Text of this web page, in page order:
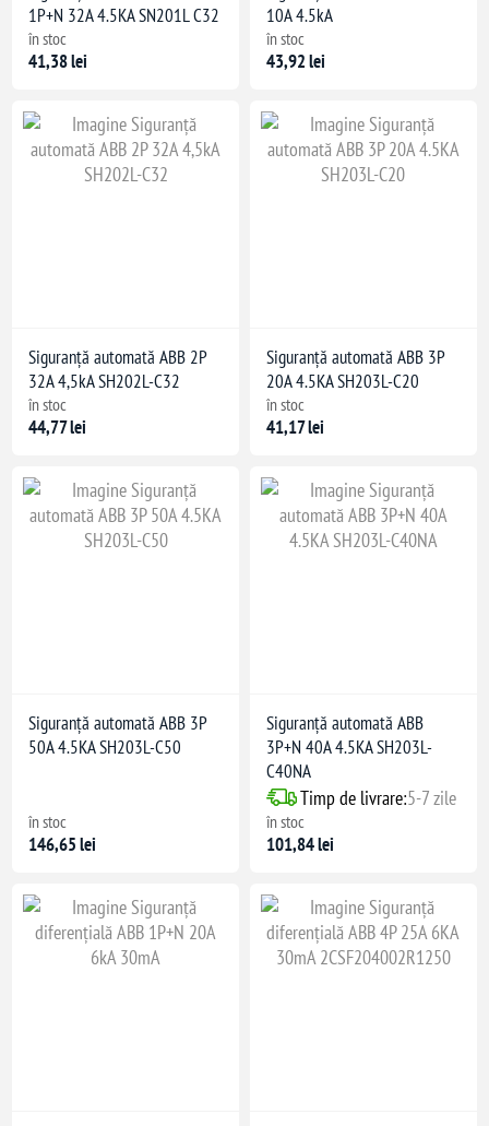
1P+N 32A 4.5KA SN201L C32
în stoc
41,38 lei
10A 4.5kA
în stoc
43,92 lei
Siguranță automată ABB 2P
32A 4,5kA SH202L-C32
în stoc
44,77 lei
Siguranță automată ABB 3P
20A 4.5KA SH203L-C20
în stoc
41,17 lei
Siguranță automată ABB 3P
50A 4.5KA SH203L-C50
în stoc
146,65 lei
Siguranță automată ABB
3P+N 40A 4.5KA SH203L-
C40NA
Timp de livrare:5-7 zile
în stoc
101,84 lei